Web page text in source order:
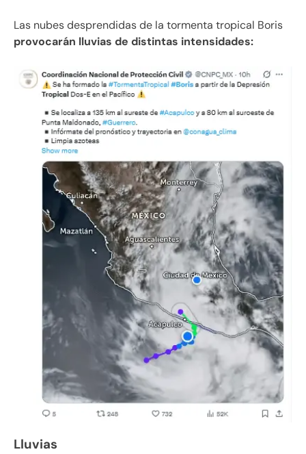
Las nubes desprendidas de la tormenta tropical Boris
provocarán lluvias de distintas intensidades:
Lluvias